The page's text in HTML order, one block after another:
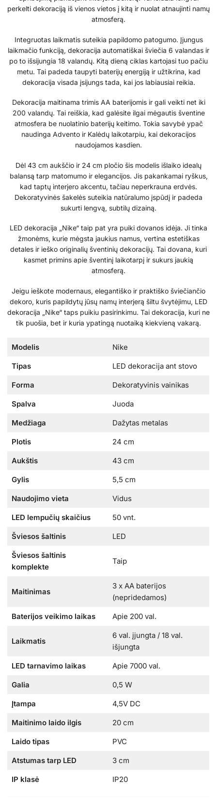
perkelti dekoraciją iš vienos vietos į kitą ir nuolat atnaujinti namų
atmosferą.
Integruotas laikmatis suteikia papildomo patogumo. Įjungus
laikmačio funkciją, dekoracija automatiškai šviečia 6 valandas ir
po to išsijungia 18 valandų. Kitą dieną ciklas kartojasi tuo pačiu
metu. Tai padeda taupyti baterijų energiją ir užtikrina, kad
dekoracija visada įsijungs tada, kai jos labiausiai reikia.
Dekoracija maitinama trimis AA baterijomis ir gali veikti net iki
200 valandų. Tai reiškia, kad galėsite ilgai mėgautis šventine
atmosfera be nuolatinio baterijų keitimo. Tokia savybė ypač
naudinga Advento ir Kalėdų laikotarpiu, kai dekoracijos
naudojamos kasdien.
Dėl 43 cm aukščio ir 24 cm pločio šis modelis išlaiko idealų
balansą tarp matomumo ir elegancijos. Jis pakankamai ryškus,
kad taptų interjero akcentu, tačiau neperkrauna erdvės.
Dekoratyvinės šakelės suteikia natūralumo įspūdį ir padeda
sukurti lengvą, subtilų dizainą.
LED dekoracija „Nike“ taip pat yra puiki dovanos idėja. Ji tinka
žmonėms, kurie mėgsta jaukius namus, vertina estetiškas
detales ir ieško originalių šventinių dekoracijų. Tai dovana, kuri
kasmet primins apie šventinį laikotarpį ir sukurs jaukią
atmosferą.
Jeigu ieškote modernaus, elegantiško ir praktiško šviečiančio
dekoro, kuris papildytų jūsų namų interjerą šiltu švytėjimu, LED
dekoracija „Nike“ taps puikiu pasirinkimu. Tai dekoracija, kuri ne
tik puošia, bet ir kuria ypatingą nuotaiką kiekvieną vakarą.
Modelis Nike
Tipas LED dekoracija ant stovo
Forma Dekoratyvinis vainikas
Spalva Juoda
Medžiaga Dažytas metalas
Plotis 24 cm
Aukštis 43 cm
Gylis 5,5 cm
Naudojimo vieta Vidus
LED lempučių skaičius 50 vnt.
Šviesos šaltinis LED
Šviesos šaltinis
komplekte
Taip
Maitinimas
3 x AA baterijos
(nepridedamos)
Baterijos veikimo laikas Apie 200 val.
Laikmatis
6 val. įjungta / 18 val.
išjungta
LED tarnavimo laikas Apie 7000 val.
Galia 0,5 W
Įtampa 4,5V DC
Maitinimo laido ilgis 20 cm
Laido tipas PVC
Atstumas tarp LED 3 cm
IP klasė IP20